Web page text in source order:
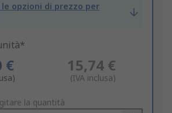
le opzioni di prezzo per
€ 15,74 €
(IVA inclusa)
la quantità